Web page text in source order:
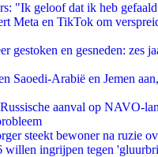
"Ik geloof dat ik heb
Meta en TikTok om
gestoken en gesneden: zes
Saoedi-Arabië en Jemen
aanval op NAVO-
steekt bewoner na ruzie
ingrijpen tegen